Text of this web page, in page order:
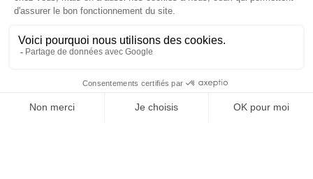
Prix :
Home Wishlist
Livraison et paiements
Nos engagements
Conditions générales de vente
Boutique Lyon